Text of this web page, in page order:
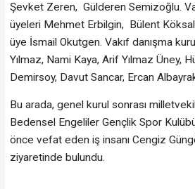
Şevket Zeren, Gülderen Semizoğlu.
üyeleri Mehmet Erbilgin, Bülent
üye İsmail Okutgen. Vakıf danışma
Yılmaz, Nami Kaya, Arif Yılmaz Üney,
Demirsoy, Davut Sancar, Ercan
Bu arada, genel kurul sonrası
Bedensel Engeliler Gençlik Spor
önce vefat eden iş insanı Cengiz
ziyaretinde bulundu.